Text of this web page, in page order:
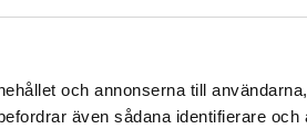
och annonserna till
även sådana identifierare och